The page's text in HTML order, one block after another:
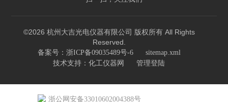
©2026 杭州大吉光电仪器有限公司 版权所有 All Rights
Reserved.
备案号：浙ICP备09035489号-6 sitemap.xml
技术支持： 化工仪器网 管理登陆
浙公网安备33010602004388号